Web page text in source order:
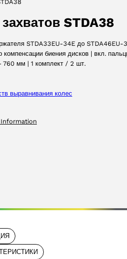
STDA38
STDA33EU-34E до STDA46EU-
компенсации биения дисков | вкл.
мм | 1 комплект / 2 шт.
выравнивания колес
ПРИНЯТЬ